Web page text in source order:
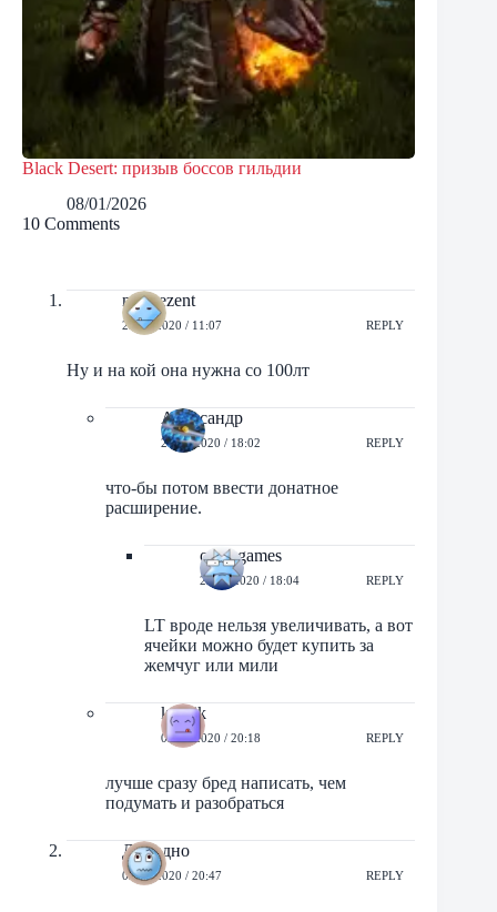
Black Desert: призыв боссов гильдии
08/01/2026
10 Comments
notprezent
25/11/2020 / 11:07 REPLY
Ну и на кой она нужна со 100лт
Александр
25/11/2020 / 18:02 REPLY
что-бы потом ввести донатное
расширение.
orbit-games
25/11/2020 / 18:04 REPLY
LT вроде нельзя увеличивать, а вот
ячейки можно будет купить за
жемчуг или мили
korvik
02/12/2020 / 20:18 REPLY
лучше сразу бред написать, чем
подумать и разобраться
ДаЛадно
02/12/2020 / 20:47 REPLY